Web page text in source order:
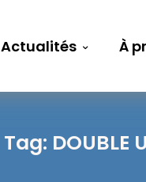
Actualités À
Tag: DOUBLE